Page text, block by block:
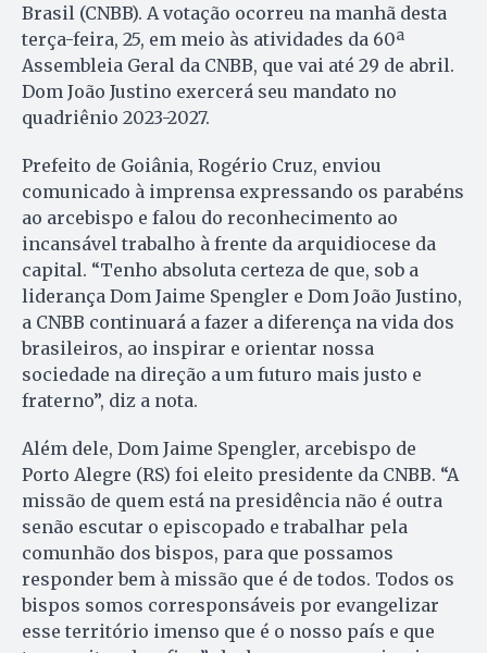
Brasil (CNBB). A votação ocorreu na manhã desta
terça-feira, 25, em meio às atividades da 60ª
Assembleia Geral da CNBB, que vai até 29 de abril.
Dom João Justino exercerá seu mandato no
quadriênio 2023-2027.
Prefeito de Goiânia, Rogério Cruz, enviou
comunicado à imprensa expressando os parabéns
ao arcebispo e falou do reconhecimento ao
incansável trabalho à frente da arquidiocese da
capital. “Tenho absoluta certeza de que, sob a
liderança Dom Jaime Spengler e Dom João Justino,
a CNBB continuará a fazer a diferença na vida dos
brasileiros, ao inspirar e orientar nossa
sociedade na direção a um futuro mais justo e
fraterno”, diz a nota.
Além dele, Dom Jaime Spengler, arcebispo de
Porto Alegre (RS) foi eleito presidente da CNBB. “A
missão de quem está na presidência não é outra
senão escutar o episcopado e trabalhar pela
comunhão dos bispos, para que possamos
responder bem à missão que é de todos. Todos os
bispos somos corresponsáveis por evangelizar
esse território imenso que é o nosso país e que